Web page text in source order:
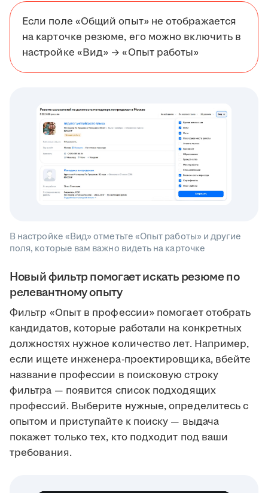
Если поле «Общий опыт» не отображается
на карточке резюме, его можно включить в
настройке «Вид» → «Опыт работы»
В настройке «Вид» отметьте «Опыт работы» и другие
поля, которые вам важно видеть на карточке
Новый фильтр помогает искать резюме по
релевантному опыту
Фильтр «Опыт в профессии» помогает отобрать
кандидатов, которые работали на конкретных
должностях нужное количество лет. Например,
если ищете инженера-проектировщика, вбейте
название профессии в поисковую строку
фильтра — появится список подходящих
профессий. Выберите нужные, определитесь с
опытом и приступайте к поиску — выдача
покажет только тех, кто подходит под ваши
требования.